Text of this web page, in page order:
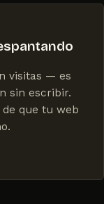
visitas — es
sin escribir.
de que tu web